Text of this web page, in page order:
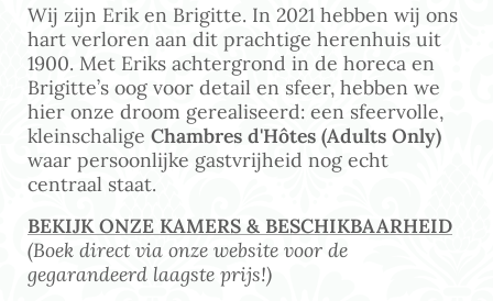
Wij zijn Erik en Brigitte. In 2021 hebben wij ons
hart verloren aan dit prachtige herenhuis uit
1900. Met Eriks achtergrond in de horeca en
Brigitte’s oog voor detail en sfeer, hebben we
hier onze droom gerealiseerd: een sfeervolle,
kleinschalige Chambres d'Hôtes (Adults Only)
waar persoonlijke gastvrijheid nog echt
centraal staat.
BEKIJK ONZE KAMERS & BESCHIKBAARHEID
(Boek direct via onze website voor de
gegarandeerd laagste prijs!)